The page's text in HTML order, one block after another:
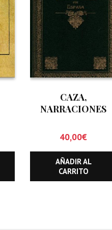
CAZA,
NARRACIONES
ESPAÑA, LA
40,00€
AÑADIR AL
CARRITO